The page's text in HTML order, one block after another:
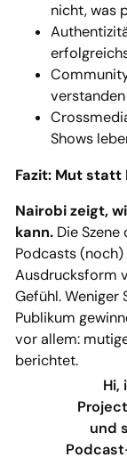
nicht, was
Shows
Fazit: Mut statt
Nairobi zeigt,
kann. Die
Podcasts
Ausdrucksform
Gefühl. Weniger
Publikum
vor allem:
berichtet.
Hi,
und